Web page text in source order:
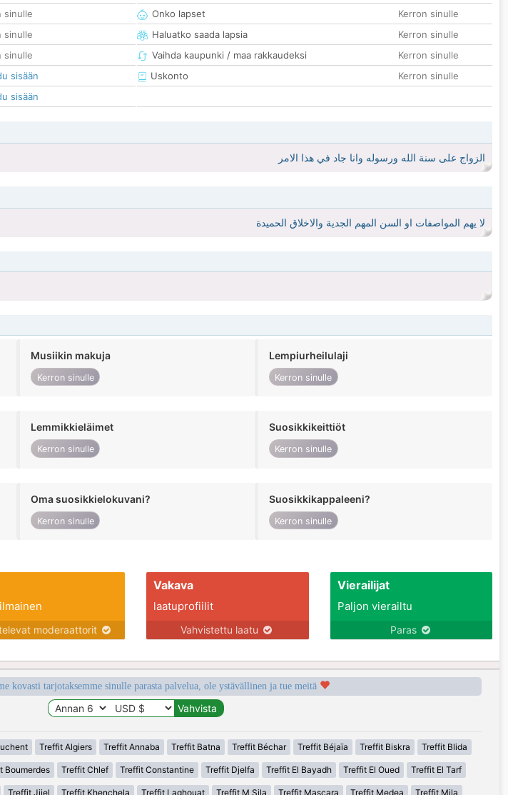
sinulle
sinulle
sinulle
sisään
sisään
Onko lapset
Kerron sinulle
Haluatko saada lapsia
Kerron sinulle
Vaihda kaupunki / maa rakkaudeksi
Kerron sinulle
Uskonto
Kerron sinulle
الزواج على سنة الله ورسوله وانا جاد في هذا الامر
لا يهم المواصفات او السن المهم الجدية والاخلاق الحميدة
Musiikin makuja
Kerron sinulle
Lempiurheilulaji
Kerron sinulle
Lemmikkieläimet
Kerron sinulle
Suosikkikeittiöt
Kerron sinulle
Oma suosikkielokuvani?
Kerron sinulle
Suosikkikappaleeni?
Kerron sinulle
moderaattorit
Vakava
laatuprofiilit
Vahvistettu laatu
Vierailijat
Paljon vierailtu
Paras
kovasti tarjotaksemme sinulle parasta palvelua, ole ystävällinen ja tue meitä
Treffit Algiers Treffit Annaba Treffit Batna Treffit Béchar Treffit Béjaïa Treffit Biskra Treffit Blida
Boumerdes Treffit Chlef Treffit Constantine Treffit Djelfa Treffit El Bayadh Treffit El Oued Treffit El Tarf
Treffit Jijel Treffit Khenchela Treffit Laghouat Treffit M Sila Treffit Mascara Treffit Medea Treffit Mila